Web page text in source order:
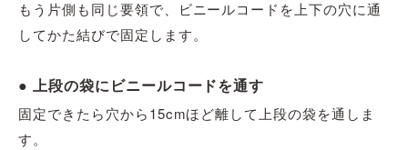
もう片側も同じ要領で、 ビニールコード を上下の穴に通
してかた結びで固定します。
● 上段の袋にビニールコードを通す
固定できたら穴から15cmほど離して上段の袋を通しま
す。